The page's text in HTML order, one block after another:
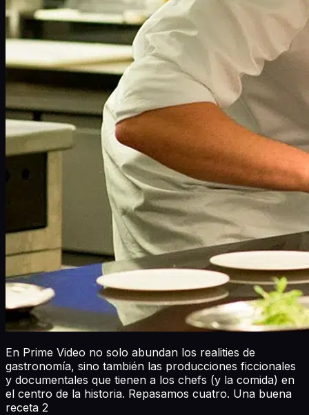
En Prime Video no solo abundan los realities de
gastronomía, sino también las producciones ficcionales
y documentales que tienen a los chefs (y la comida) en
el centro de la historia. Repasamos cuatro. Una buena
receta 2